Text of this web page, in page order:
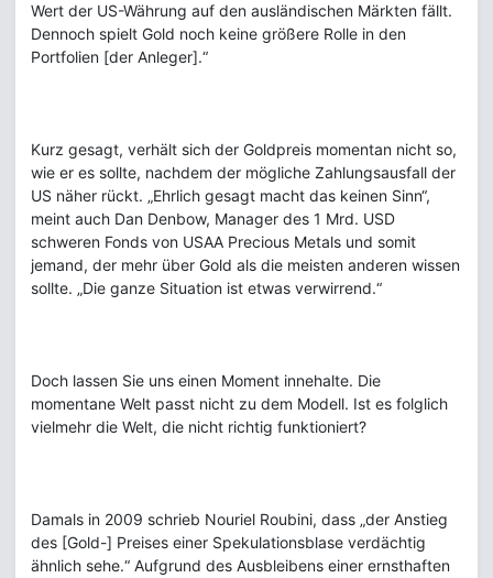
Wert der US-Währung auf den ausländischen Märkten fällt.
Dennoch spielt Gold noch keine größere Rolle in den
Portfolien [der Anleger].“
Kurz gesagt, verhält sich der Goldpreis momentan nicht so,
wie er es sollte, nachdem der mögliche Zahlungsausfall der
US näher rückt. „Ehrlich gesagt macht das keinen Sinn“,
meint auch Dan Denbow, Manager des 1 Mrd. USD
schweren Fonds von USAA Precious Metals und somit
jemand, der mehr über Gold als die meisten anderen wissen
sollte. „Die ganze Situation ist etwas verwirrend.“
Doch lassen Sie uns einen Moment innehalte. Die
momentane Welt passt nicht zu dem Modell. Ist es folglich
vielmehr die Welt, die nicht richtig funktioniert?
Damals in 2009 schrieb Nouriel Roubini, dass „der Anstieg
des [Gold-] Preises einer Spekulationsblase verdächtig
ähnlich sehe.“ Aufgrund des Ausbleibens einer ernsthaften